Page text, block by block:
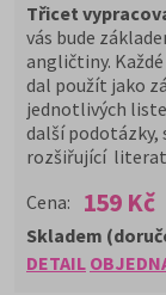
Třicet
vás bude
angličtiny.
dal použít jako
jednotlivých
další podotázky,
rozšiřující
Cena:
159 Kč
DETAIL
Skladem